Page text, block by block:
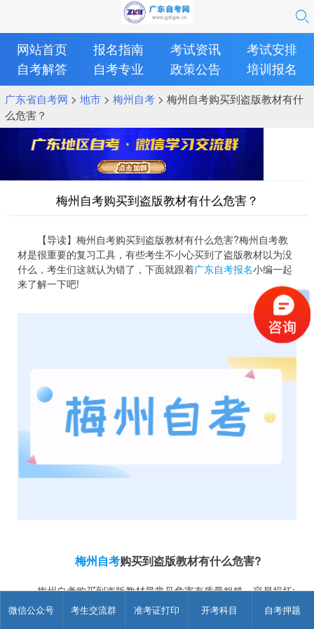
微信公众号 考生交流群 准考证打印 开考科目 自考押题
网站首页 报名指南 考试资讯
考试安排
自考解答
自考专业 政策公告 培训报名
广东省自考网 > 地市> 梅州自考> 梅州自考购买到盗版教材有什
么危害？
梅州自考购买到盗版教材有什么危害？
【导读】梅州自考购买到盗版教材有什么危害?梅州自考教
材是很重要的复习工具，有些考生不小心买到了盗版教材以为没
什么，考生们这就认为错了，下面就跟着广东自考报名小编一起
来了解一下吧!
梅州自考购买到盗版教材有什么危害?
梅州自考购买到盗版教材最常见危害有质量粗糙，容易损坏;
印刷错误，容易给考生带来误导;版本老旧，不能随教学大纲及时